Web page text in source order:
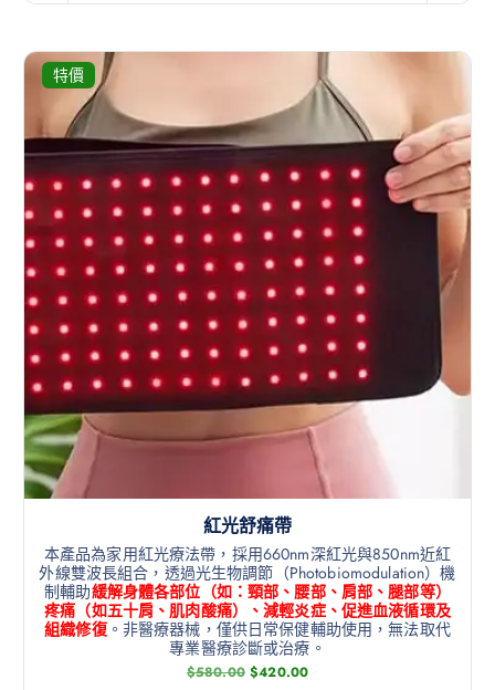
特價
紅光舒痛帶
本產品為家用紅光療法帶，採用660nm深紅光與850nm近紅
外線雙波長組合，透過光生物調節（Photobiomodulation）機
制輔助緩解身體各部位（如：頸部、腰部、肩部、腿部等）
疼痛（如五十肩、肌肉酸痛）、減輕炎症、促進血液循環及
組織修復。非醫療器械，僅供日常保健輔助使用，無法取代
專業醫療診斷或治療。
$580.00 $420.00